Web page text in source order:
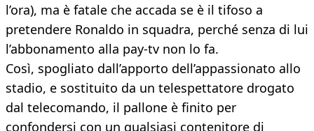
l’ora), ma è fatale che accada se è il tifoso a
pretendere Ronaldo in squadra, perché senza di lui
l’abbonamento alla pay-tv non lo fa.
Così, spogliato dall’apporto dell’appassionato allo
stadio, e sostituito da un telespettatore drogato
dal telecomando, il pallone è finito per
confondersi con un qualsiasi contenitore di